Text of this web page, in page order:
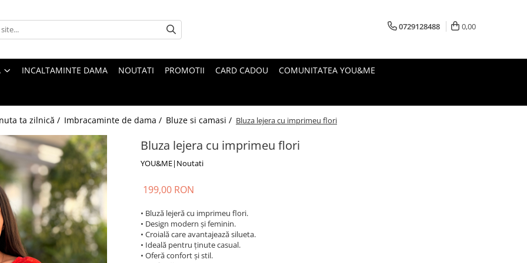
0729128488 0,00
INCALTAMINTE DAMA NOUTATI PROMOTII CARD CADOU COMUNITATEA YOU&ME
ta zilnică / Imbracaminte de dama / Bluze si camasi / Bluza lejera cu imprimeu flori
Bluza lejera cu imprimeu flori
YOU&ME|Noutati
199,00 RON
• Bluză lejeră cu imprimeu flori.
• Design modern și feminin.
• Croială care avantajează silueta.
• Ideală pentru ținute casual.
• Oferă confort și stil.